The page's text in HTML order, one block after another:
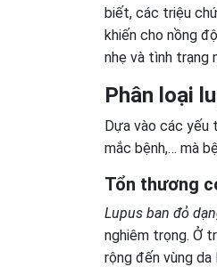
biết, các triệu
khiến cho nồng
nhẹ và tình trạng
Phân loại
Dựa vào các yếu
mắc bệnh,… mà
Tổn thương
Lupus ban đỏ
nghiêm trọng. Ở
rộng đến vùng da